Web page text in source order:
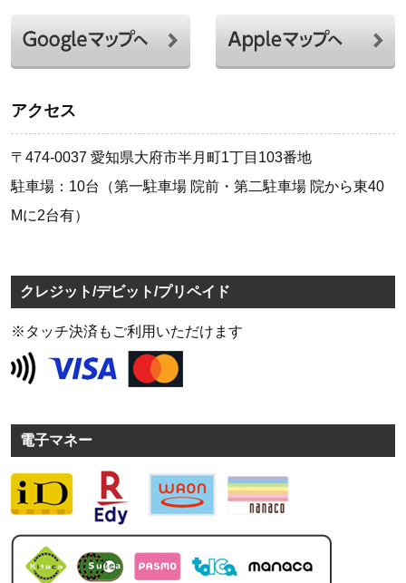
アクセス
〒474-0037 愛知県大府市半月町1丁目103番地
駐車場：10台（第一駐車場 院前・第二駐車場 院から東40
Mに2台有）
クレジット/デビット/プリペイド
※タッチ決済もご利用いただけます
電子マネー